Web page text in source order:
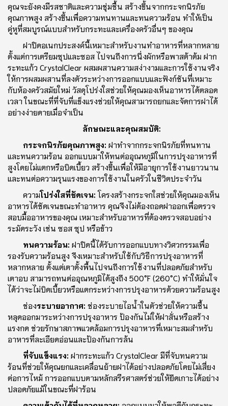
คุณจะยังคงมีรสชาติและความชุ่มชื้น สร้างขึ้นจากกระจกนิรภัย
คุณภาพสูง สร้างขึ้นเพื่อความทนทานและทนความร้อน ทําให้เป็น
คู่หูที่สมบูรณ์แบบสําหรับกระทะและเครื่องครัวอื่นๆ ของคุณ
ฝาปิดอเนกประสงค์นี้เหมาะสําหรับงานทําอาหารที่หลากหลาย
ตั้งแต่การเตรียมซุปและซอส ไปจนถึงการนึ่งผักหรือพาสต้าต้ม ฝาก
ระทะแก้ว CrystalClear ผสมผสานความสง่างามและการใช้งานจริง
ให้การผสมผสานที่ลงตัวระหว่างการออกแบบและฟังก์ชันที่เหมาะ
กับห้องครัวสมัยใหม่ วัสดุโปร่งใสช่วยให้คุณมองเห็นอาหารได้ตลอด
เวลา ในขณะที่ที่จับที่แข็งแรงช่วยให้คุณสามารถยกและจัดการฝาได้
อย่างง่ายดายเมื่อจําเป็น
ลักษณะและคุณสมบัติ:
กระจกนิรภัยคุณภาพสูง: ฝาทําจากกระจกนิรภัยที่ทนทาน
และทนความร้อน ออกแบบมาให้ทนต่ออุณหภูมิในการปรุงอาหารที่
สูงโดยไม่แตกหรือบิดเบี้ยว สร้างขึ้นเพื่อให้มีอายุการใช้งานยาวนาน
และทนต่อความรุนแรงของการใช้งานในครัวในชีวิตประจําวัน
ความโปร่งใสที่ชัดเจน:โครงสร้างกระจกใสช่วยให้คุณมองเห็น
อาหารได้ชัดเจนขณะทําอาหาร คุณจึงไม่ต้องถอดฝาออกเพื่อตรวจ
สอบมื้ออาหารของคุณ เหมาะสําหรับอาหารที่ต้องตรวจสอบอย่าง
ระมัดระวัง เช่น ซอส ซุป หรือข้าว
ทนความร้อน: ฝาปิดนี้ได้รับการออกแบบทางวิศวกรรมเพื่อ
รองรับความร้อนสูง จึงเหมาะสําหรับใช้กับวิธีการปรุงอาหารที่
หลากหลาย ตั้งแต่เตาตั้งพื้นไปจนถึงการใช้งานที่ปลอดภัยสําหรับ
เตาอบ สามารถทนต่ออุณหภูมิได้สูงถึง 500°F (260°C) ทําให้มั่นใจ
ได้ว่าจะไม่บิดเบี้ยวหรือแตกระหว่างการปรุงอาหารด้วยความร้อนสูง
ช่องระบายอากาศ: ช่องระบายไอน้ําในตัวช่วยให้ความชื้น
หลุดออกมาระหว่างการปรุงอาหาร ป้องกันไม่ให้ฝาสั่นหรือสร้าง
แรงกด ช่วยรักษาสภาพแวดล้อมการปรุงอาหารที่เหมาะสมสําหรับ
อาหารที่ละเอียดอ่อนและป้องกันการล้น
ที่จับแข็งแรง: ฝากระทะแก้ว CrystalClear มีที่จับทนความ
ร้อนที่ช่วยให้คุณยกและเคลื่อนย้ายฝาได้อย่างปลอดภัยโดยไม่เสี่ยง
ต่อการไหม้ การออกแบบตามหลักสรีรศาสตร์ช่วยให้ยึดเกาะได้อย่าง
ปลอดภัยแม้ในขณะที่ฝาร้อน